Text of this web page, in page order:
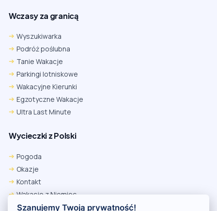
Wczasy za granicą
Wyszukiwarka
Podróż poślubna
Tanie Wakacje
Parkingi lotniskowe
Wakacyjne Kierunki
Egzotyczne Wakacje
Ultra Last Minute
Wycieczki z Polski
Pogoda
Okazje
Kontakt
Wakacje z Niemiec
Polityka Prywatności
Firefox
Ustawienia → Prywatność i bezpieczeństwo → Pliki cookie innych
firm → ustaw „Zezwalaj”.
Na czas rezerwacji nie blokuj cookies i śledzenia dla tej witryny.
Szanujemy Twoją prywatność!